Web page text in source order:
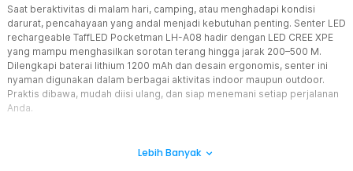
Saat beraktivitas di malam hari, camping, atau menghadapi kondisi
darurat, pencahayaan yang andal menjadi kebutuhan penting. Senter LED
rechargeable TaffLED Pocketman LH-A08 hadir dengan LED CREE XPE
yang mampu menghasilkan sorotan terang hingga jarak 200–500 M.
Dilengkapi baterai lithium 1200 mAh dan desain ergonomis, senter ini
nyaman digunakan dalam berbagai aktivitas indoor maupun outdoor.
Praktis dibawa, mudah diisi ulang, dan siap menemani setiap perjalanan
Anda.
Lebih Banyak